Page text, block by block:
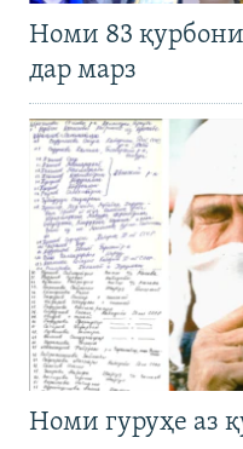
Номи 83
дар марз
Номи гуруҳе аз